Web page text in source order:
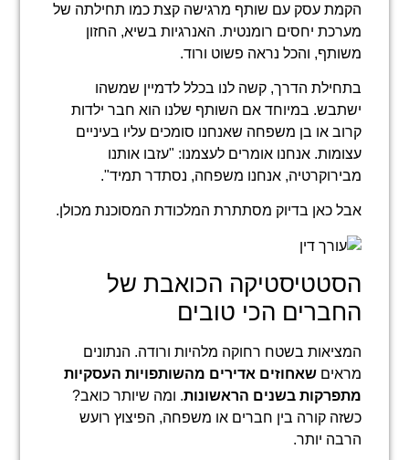
הקמת עסק עם שותף מרגישה קצת כמו תחילתה של
מערכת יחסים רומנטית. האנרגיות בשיא, החזון
משותף, והכל נראה פשוט ורוד.
בתחילת הדרך, קשה לנו בכלל לדמיין שמשהו
ישתבש. במיוחד אם השותף שלנו הוא חבר ילדות
קרוב או בן משפחה שאנחנו סומכים עליו בעיניים
עצומות. אנחנו אומרים לעצמנו: "עזבו אותנו
מבירוקרטיה, אנחנו משפחה, נסתדר תמיד".
אבל כאן בדיוק מסתתרת המלכודת המסוכנת מכולן.
הסטטיסטיקה הכואבת של
החברים הכי טובים
המציאות בשטח רחוקה מלהיות ורודה. הנתונים
מראיםשאחוזים אדירים מהשותפויות העסקיות
מתפרקות בשנים הראשונות. ומה שיותר כואב?
כשזה קורה בין חברים או משפחה, הפיצוץ רועש
הרבה יותר.